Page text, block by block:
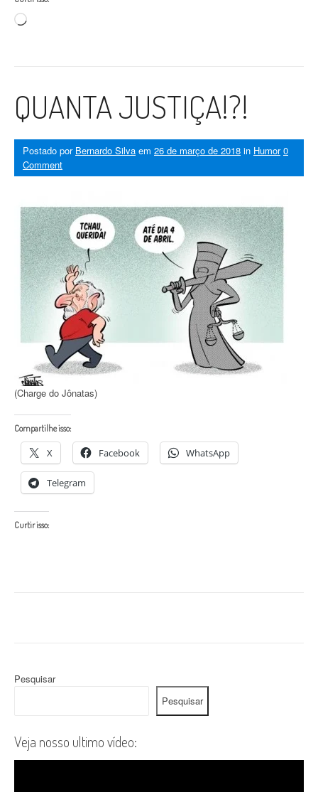
Carregando...
QUANTA JUSTIÇA!?!
Postado por Bernardo Silva em 26 de março de 2018 in Humor 0
Comment
(Charge do Jônatas)
Compartilhe isso:
X Facebook WhatsApp
Telegram
Curtir isso:
Pesquisar
Pesquisar
Veja nosso ultimo vídeo: